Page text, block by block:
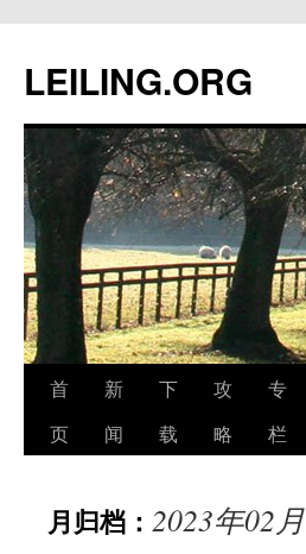
文
LEILING.ORG
首
页
新
闻
下
载
攻
略
专
栏
月归档： 2023年02月